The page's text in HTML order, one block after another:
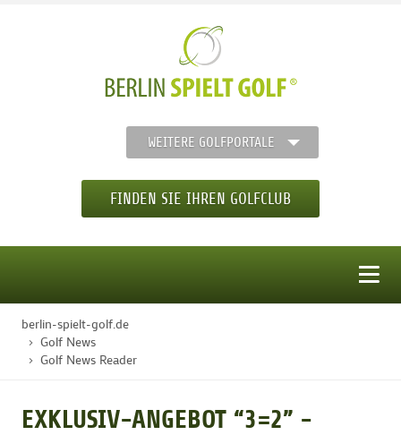
WEITERE GOLFPORTALE
FINDEN SIE IHREN GOLFCLUB
STARTSEITE
berlin-spielt-golf.de
Golf News
Golf News Reader
EXKLUSIV-ANGEBOT “3=2” -